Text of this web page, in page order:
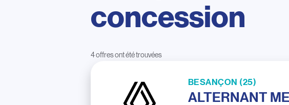
concession
4 offres ont été trouvées
BESANÇON (25)
ALTERNANT